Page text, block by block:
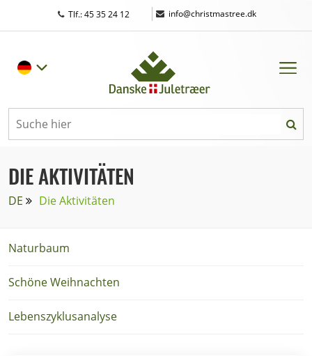
Tlf.: 45 35 24 12 | info@christmastree.dk
DIE AKTIVITÄTEN
DE Die Aktivitäten
Naturbaum
Schöne Weihnachten
Lebenszyklusanalyse